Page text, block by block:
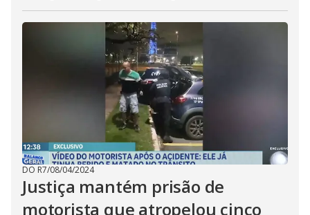
DO R7/08/04/2024
Justiça mantém prisão de
motorista que atropelou cinco